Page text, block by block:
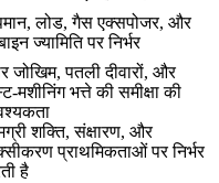
लोड, गैस एक्सपोजर, और
ज्यामिति पर निर्भर
जोखिम, पतली दीवारों, और
मशीनिंग भत्ते की समीक्षा की
शक्ति, संक्षारण, और
प्राथमिकताओं पर निर्भर
है